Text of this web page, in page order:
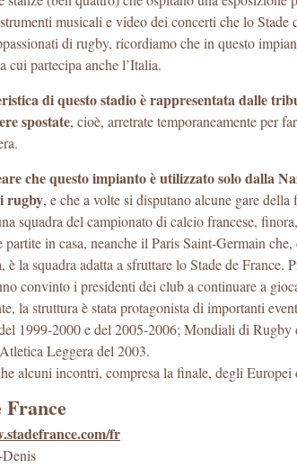
musicali e video dei concerti che lo Stade
di rugby, ricordiamo che in questo
cui partecipa anche l’Italia.
di questo stadio è rappresentata dalle
spostate, cioè, arretrate temporaneamente per
che questo impianto è utilizzato solo dalla
rugby, e che a volte si disputano alcune gare
squadra del campionato di calcio francese,
partite in casa, neanche il Paris Saint-Germain
è la squadra adatta a sfruttare lo Stade de France.
convinto i presidenti dei club a continuare a
la struttura è stata protagonista di importanti
1999-2000 e del 2005-2006; Mondiali di Rugby
Leggera del 2003.
alcuni incontri, compresa la finale, degli Europei
France
fr